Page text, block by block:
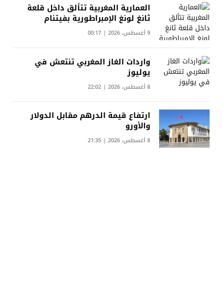
العمارية المغربية تتألق داخل قلعة
ثانغ لونغ الإمبراطورية بفيتنام
9 أغسطس، 2026 | 00:17
واردات الغاز المغربي تنتعش في
يوليوز
8 أغسطس، 2026 | 22:02
ارتفاع قيمة الدرهم مقابل الدولار
والأورو
8 أغسطس، 2026 | 21:35